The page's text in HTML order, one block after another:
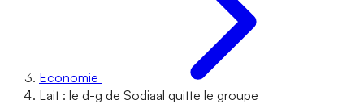
Economie
Lait : le d-g de Sodiaal quitte le groupe